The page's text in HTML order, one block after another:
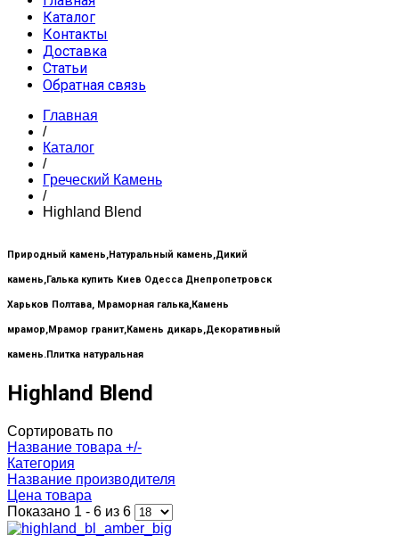
Каталог
Контакты
Доставка
Статьи
Обратная связь
Главная
/
Каталог
/
Греческий Камень
/
Highland Blend
Природный камень,Натуральный камень,Дикий
камень,Галька купить Киев Одесса Днепропетровск
Харьков Полтава, Мраморная галька,Камень
мрамор,Мрамор гранит,Камень дикарь,Декоративный
камень.Плитка натуральная
Highland Blend
Сортировать по
Название товара +/-
Категория
Название производителя
Цена товара
Показано 1 - 6 из 6